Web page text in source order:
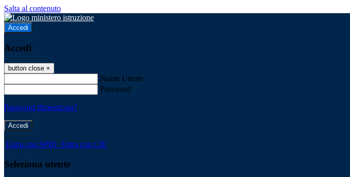
Salta al contenuto
Accedi
Accedi
button close ×
Nome Utente
Password
Password dimenticata?
-
Entra con SPID Entra con CIE
Seleziona utente